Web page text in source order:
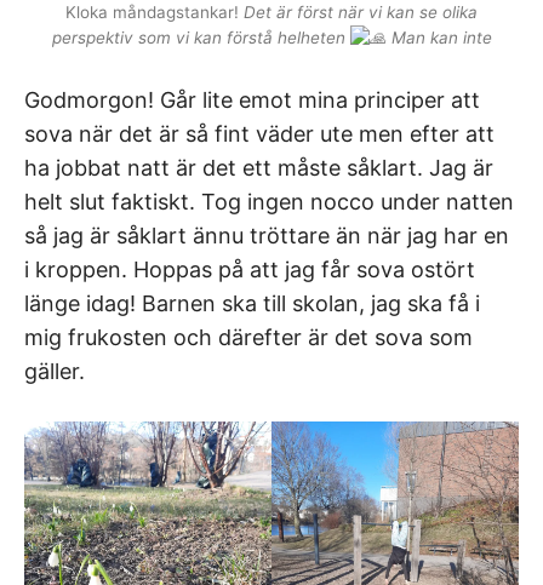
Kloka måndagstankar! Det är först när vi kan se olika
perspektiv som vi kan förstå helheten
Man kan inte
Godmorgon! Går lite emot mina principer att
sova när det är så fint väder ute men efter att
ha jobbat natt är det ett måste såklart. Jag är
helt slut faktiskt. Tog ingen nocco under natten
så jag är såklart ännu tröttare än när jag har en
i kroppen. Hoppas på att jag får sova ostört
länge idag! Barnen ska till skolan, jag ska få i
mig frukosten och därefter är det sova som
gäller.